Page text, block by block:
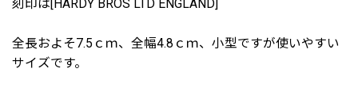
刻印は[HARDY BROS LTD ENGLAND]
全長およそ7.5ｃｍ、全幅4.8ｃｍ、小型ですが使いやすい
サイズです。